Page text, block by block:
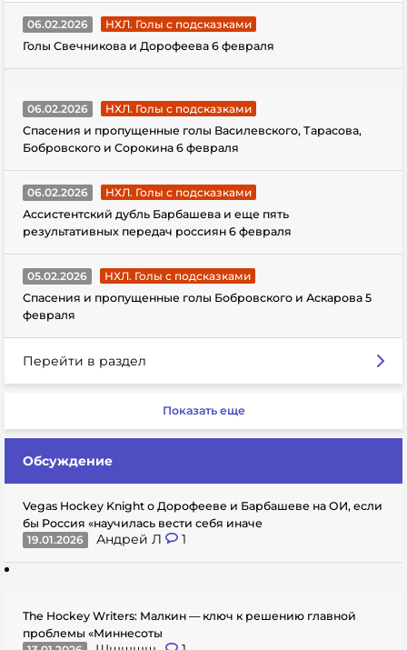
06.02.2026
НХЛ. Голы с подсказками
Голы Свечникова и Дорофеева 6 февраля
06.02.2026
НХЛ. Голы с подсказками
Спасения и пропущенные голы Василевского, Тарасова,
Бобровского и Сорокина 6 февраля
06.02.2026
НХЛ. Голы с подсказками
Ассистентский дубль Барбашева и еще пять
результативных передач россиян 6 февраля
05.02.2026
НХЛ. Голы с подсказками
Спасения и пропущенные голы Бобровского и Аскарова 5
февраля
Перейти в раздел
Показать еще
Обсуждение
Vegas Hockey Knight о Дорофееве и Барбашеве на ОИ, если
бы Россия «научилась вести себя иначе
19.01.2026
Андрей Л 1
The Hockey Writers: Малкин — ключ к решению главной
проблемы «Миннесоты